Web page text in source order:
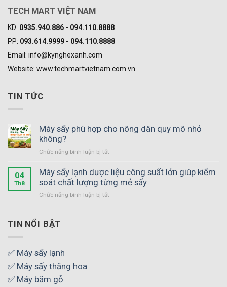
TECH MART VIỆT NAM
KD: 0935.940.886 - 094.110.8888
PP: 093.614.9999 - 094.110.8888
Email: info@kynghexanh.com
Website: www.techmartvietnam.com.vn
TIN TỨC
Máy sấy phù hợp cho nông dân quy mô nhỏ
không?
Chức năng bình luận bị tắt
sấy
phù
hợp
04
Th8
Máy sấy lạnh dược liệu công suất lớn giúp kiểm
soát chất lượng từng mẻ sấy
Chức năng bình luận bị tắt
TIN NỔI BẬT
✅ Máy sấy lạnh
✅ Máy sấy thăng hoa
✅ Máy băm gỗ